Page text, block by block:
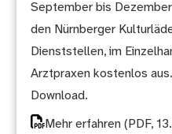
September bis
den Nürnberger
Dienststellen, im
Arztpraxen kostenlos
Download.
Mehr erfahren(PDF,